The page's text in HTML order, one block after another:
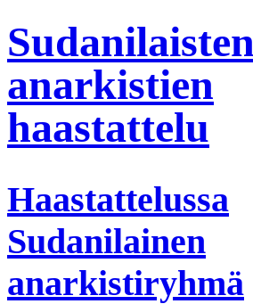
Sudanilaisten
anarkistien
haastattelu
Haastattelussa
Sudanilainen
anarkistiryhmä